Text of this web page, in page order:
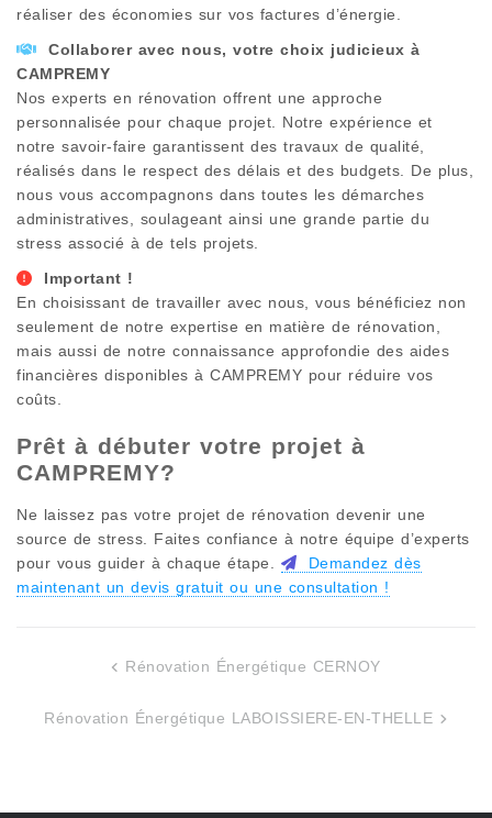
réaliser des économies sur vos factures d’énergie.
Collaborer avec nous, votre choix judicieux à
CAMPREMY
Nos experts en rénovation offrent une approche
personnalisée pour chaque projet. Notre expérience et
notre savoir-faire garantissent des travaux de qualité,
réalisés dans le respect des délais et des budgets. De plus,
nous vous accompagnons dans toutes les démarches
administratives, soulageant ainsi une grande partie du
stress associé à de tels projets.
Important !
En choisissant de travailler avec nous, vous bénéficiez non
seulement de notre expertise en matière de rénovation,
mais aussi de notre connaissance approfondie des aides
financières disponibles à CAMPREMY pour réduire vos
coûts.
Prêt à débuter votre projet à
CAMPREMY?
Ne laissez pas votre projet de rénovation devenir une
source de stress. Faites confiance à notre équipe d’experts
pour vous guider à chaque étape.
Demandez dès
maintenant un devis gratuit ou une consultation !
de
Rénovation Énergétique CERNOY
Rénovation Énergétique LABOISSIERE-EN-THELLE